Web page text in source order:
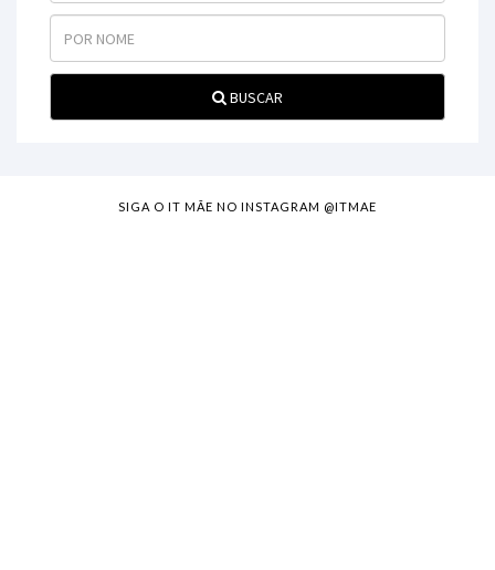
BUSCAR
SIGA O IT MÃE NO INSTAGRAM @ITMAE